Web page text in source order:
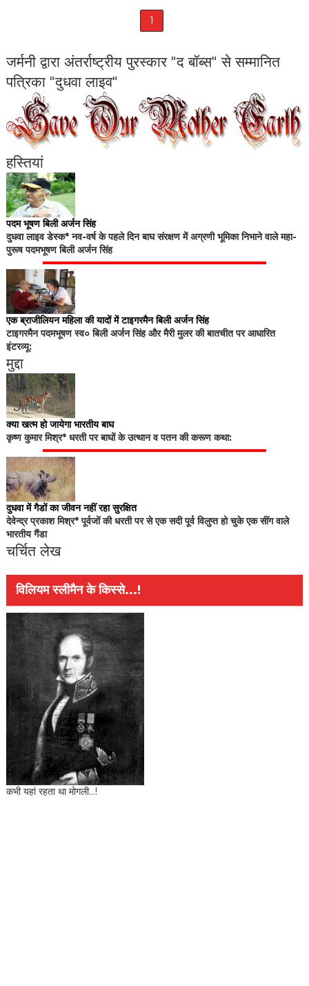
1
जर्मनी द्वारा अंतर्राष्ट्रीय पुरस्कार "द बॉब्स" से सम्मानित
पत्रिका "दुधवा लाइव"
हस्तियां
पदम भूषण बिली अर्जन सिंह
दुधवा लाइव डेस्क* नव-वर्ष के पहले दिन बाघ संरक्षण में अग्रणी भूमिका निभाने वाले महा-
पुरूष पदमभूषण बिली अर्जन सिंह
एक ब्राजीलियन महिला की यादों में टाइगरमैन बिली अर्जन सिंह
टाइगरमैन पदमभूषण स्व० बिली अर्जन सिंह और मैरी मुलर की बातचीत पर आधारित
इंटरव्यू:
मुद्दा
क्या खत्म हो जायेगा भारतीय बाघ
कृष्ण कुमार मिश्र* धरती पर बाघों के उत्थान व पतन की करूण कथा:
दुधवा में गैडों का जीवन नहीं रहा सुरक्षित
देवेन्द्र प्रकाश मिश्र* पूर्वजों की धरती पर से एक सदी पूर्व विलुप्त हो चुके एक सींग वाले
भारतीय गैंडा
चर्चित लेख
विलियम स्लीमैन के किस्से...!
कभी यहां रहता था मोगली...!